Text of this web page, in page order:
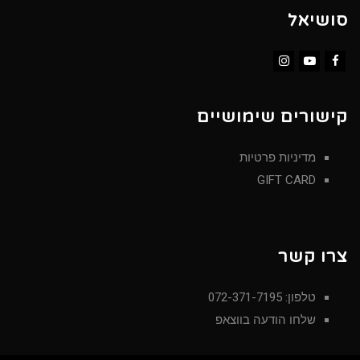
סושיאל
קישורים שימושיים
מדיניות פרטיות
GIFT CARD
צרו קשר
טלפון: 072-371-7195
שלחו הודעה בווצאפ